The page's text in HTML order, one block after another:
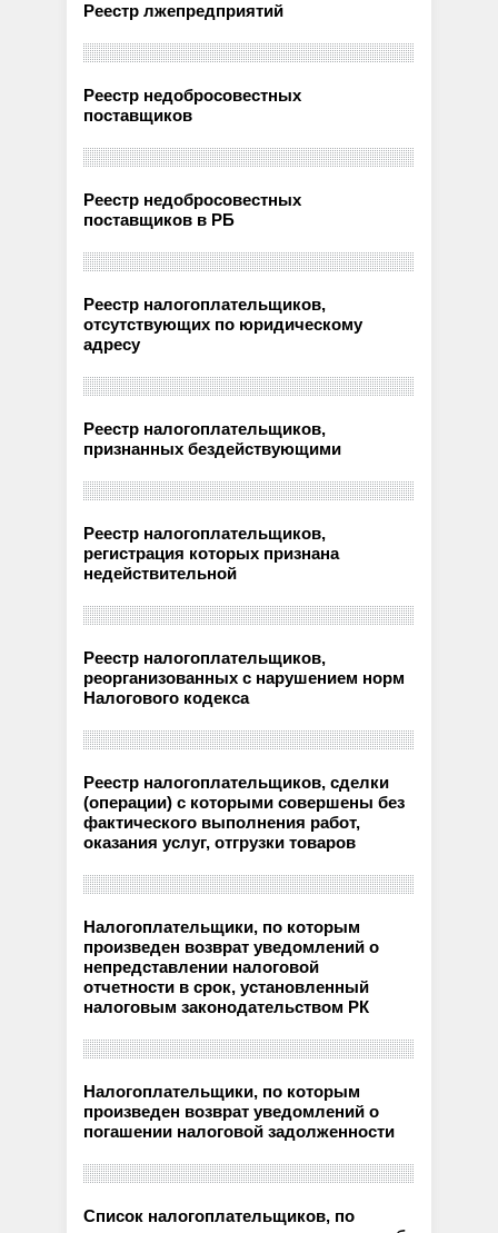
Реестр лжепредприятий
Реестр недобросовестных
поставщиков
Реестр недобросовестных
поставщиков в РБ
Реестр налогоплательщиков,
отсутствующих по юридическому
адресу
Реестр налогоплательщиков,
признанных бездействующими
Реестр налогоплательщиков,
регистрация которых признана
недействительной
Реестр налогоплательщиков,
реорганизованных с нарушением норм
Налогового кодекса
Реестр налогоплательщиков, сделки
(операции) с которыми совершены без
фактического выполнения работ,
оказания услуг, отгрузки товаров
Налогоплательщики, по которым
произведен возврат уведомлений о
непредставлении налоговой
отчетности в срок, установленный
налоговым законодательством РК
Налогоплательщики, по которым
произведен возврат уведомлений о
погашении налоговой задолженности
Список налогоплательщиков, по